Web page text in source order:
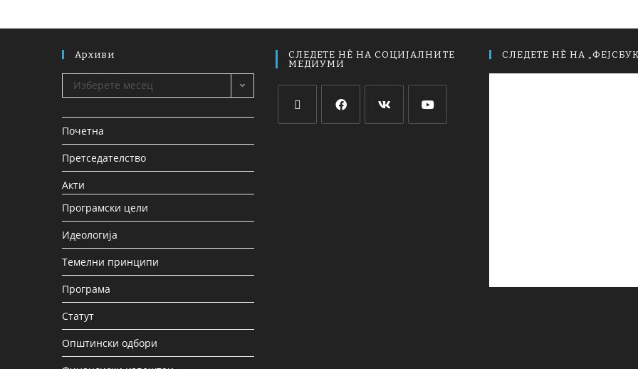
Архиви
Изберете месец
Почетна
Претседателство
Акти
Програмски цели
Идеологија
Темелни принципи
Програма
Статут
Општински одбори
СЛЕДЕТЕ НЀ НА СОЦИЈАЛНИТЕ
МЕДИУМИ
СЛЕДЕТЕ НЀ НА